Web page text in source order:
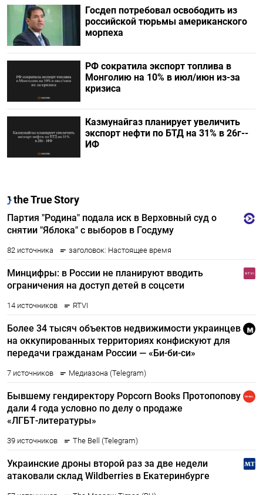
Госдеп потребовал освободить из
российской тюрьмы американского
морпеха
РФ сократила экспорт топлива в
Монголию на 10% в июл/июн из-за
кризиса
Казмунайгаз планирует увеличить
экспорт нефти по БТД на 31% в 26г--
ИФ